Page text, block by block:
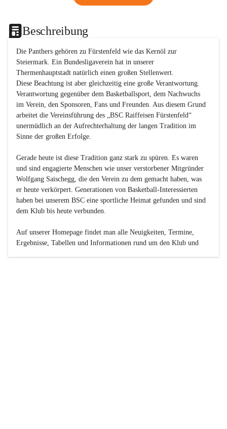
Beschreibung
Die Panthers gehören zu Fürstenfeld wie das Kernöl zur
Steiermark. Ein Bundesligaverein hat in unserer
Thermenhauptstadt natürlich einen großen Stellenwert.
Diese Beachtung ist aber gleichzeitig eine große Verantwortung.
Verantwortung gegenüber dem Basketballsport, dem Nachwuchs
im Verein, den Sponsoren, Fans und Freunden. Aus diesem Grund
arbeitet die Vereinsführung des „BSC Raiffeisen Fürstenfeld“
unermüdlich an der Aufrechterhaltung der langen Tradition im
Sinne der großen Erfolge.
Gerade heute ist diese Tradition ganz stark zu spüren. Es waren
und sind engagierte Menschen wie unser verstorbener Mitgründer
Wolfgang Saischegg, die den Verein zu dem gemacht haben, was
er heute verkörpert. Generationen von Basketball-Interessierten
haben bei unserem BSC eine sportliche Heimat gefunden und sind
dem Klub bis heute verbunden.
Auf unserer Homepage findet man alle Neuigkeiten, Termine,
Ergebnisse, Tabellen und Informationen rund um den Klub und